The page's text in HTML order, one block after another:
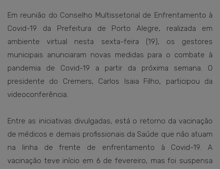
Em reunião do Conselho Multissetorial de Enfrentamento à
Covid-19 da Prefeitura de Porto Alegre, realizada em
ambiente virtual nesta sexta-feira (19), os gestores
municipais anunciaram novas medidas para o combate à
pandemia de Covid-19 a partir da próxima semana. O
presidente do Cremers, Carlos Isaia Filho, participou da
videoconferência.
Entre as iniciativas divulgadas, está o retorno da vacinação
de médicos e demais profissionais da Saúde que não atuam
na linha de frente de enfrentamento à Covid-19. A
vacinação teve início em 6 de fevereiro, mas foi suspensa